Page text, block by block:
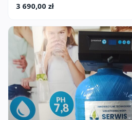
3 690,00 zł